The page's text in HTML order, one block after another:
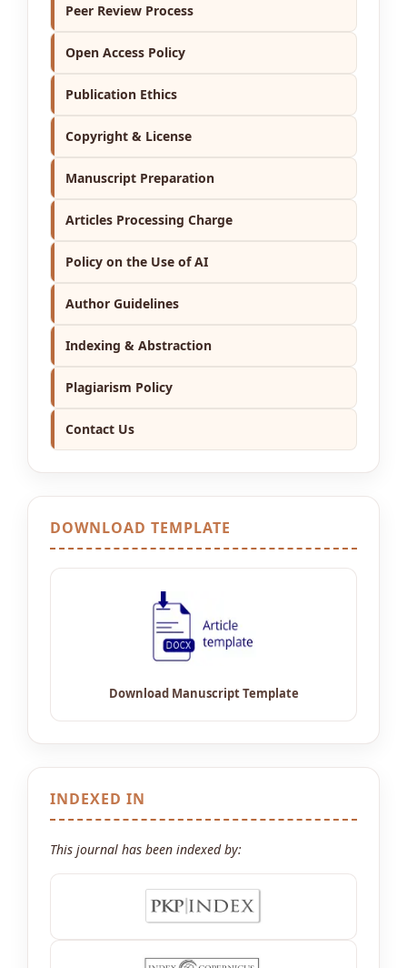
Peer Review Process
Open Access Policy
Publication Ethics
Copyright & License
Manuscript Preparation
Articles Processing Charge
Policy on the Use of AI
Author Guidelines
Indexing & Abstraction
Plagiarism Policy
Contact Us
DOWNLOAD TEMPLATE
INDEXED IN
This journal has been indexed by: